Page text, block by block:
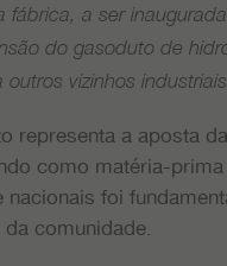
fábrica, a ser
do gasoduto de
vizinhos
representa a aposta
como matéria-
foi
comunidade.